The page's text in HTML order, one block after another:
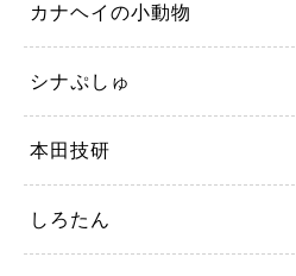
カナヘイの小動物
シナぷしゅ
本田技研
しろたん